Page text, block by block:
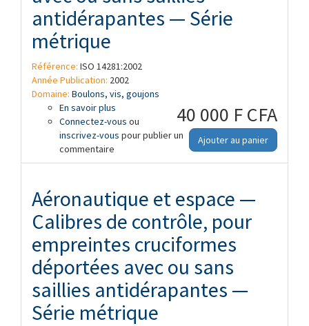
antidérapantes — Série
métrique
Référence: ISO 14281:2002
Année Publication: 2002
Domaine: Boulons, vis, goujons
40 000 F CFA
Ajouter au panier
En savoir plus à propos de Aéronautique et espace —
Calibres de contrôle, pour empreintes
cruciformes avec ou sans saillies
antidérapantes — Série métrique
Connectez-vous ou
inscrivez-vous pour publier un
commentaire
Aéronautique et espace —
Calibres de contrôle, pour
empreintes cruciformes
déportées avec ou sans
saillies antidérapantes —
Série métrique